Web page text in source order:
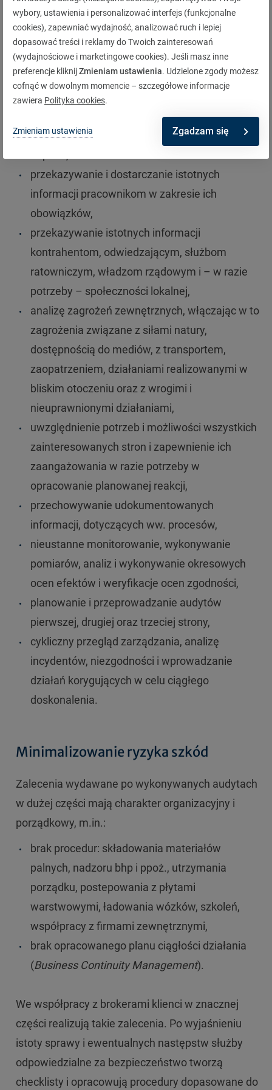
analizę możliwych awarii, włączając w to
zakłócenia i awarie związane z wadami
surowców, materiałów, zdarzenia zewnętrzne i
czynniki ludzkie oraz niesprawności samego
systemu zarządzania bezpieczeństwem,
analizę zagrożeń, związanych z wyłączeniem z
ruchu maszyn, zaniechaniem eksploatacji oraz
przekazywanie i dostarczanie istotnych
informacji pracownikom w zakresie ich
obowiązków,
przekazywanie istotnych informacji
kontrahentom, odwiedzającym, służbom
ratowniczym, władzom rządowym i – w razie
potrzeby – społeczności lokalnej,
analizę zagrożeń zewnętrznych, włączając w to
zagrożenia związane z siłami natury,
dostępnością do mediów, z transportem,
zaopatrzeniem, działaniami realizowanymi w
bliskim otoczeniu oraz z wrogimi i
nieuprawnionymi działaniami,
uwzględnienie potrzeb i możliwości wszystkich
zainteresowanych stron i zapewnienie ich
zaangażowania w razie potrzeby w
opracowanie planowanej reakcji,
przechowywanie udokumentowanych
informacji, dotyczących ww. procesów,
nieustanne monitorowanie, wykonywanie
pomiarów, analiz i wykonywanie okresowych
ocen efektów i weryfikacje ocen zgodności,
planowanie i przeprowadzanie audytów
pierwszej, drugiej oraz trzeciej strony,
cykliczny przegląd zarządzania, analizę
incydentów, niezgodności i wprowadzanie
działań korygujących w celu ciągłego
doskonalenia.
Minimalizowanie ryzyka szkód
Zalecenia wydawane po wykonywanych audytach
w dużej części mają charakter organizacyjny i
porządkowy, m.in.:
brak procedur: składowania materiałów
palnych, nadzoru bhp i ppoż., utrzymania
porządku, postepowania z płytami
warstwowymi, ładowania wózków, szkoleń,
współpracy z firmami zewnętrznymi,
brak opracowanego planu ciągłości działania
(Business Continuity Management).
We współpracy z brokerami klienci w znacznej
części realizują takie zalecenia. Po wyjaśnieniu
istoty sprawy i ewentualnych następstw służby
odpowiedzialne za bezpieczeństwo tworzą
checklisty i opracowują procedury dopasowane do
wybory, ustawienia i personalizować interfejs (funkcjonalne
cookies), zapewniać wydajność, analizować ruch i lepiej
dopasować treści i reklamy do Twoich zainteresowań
(wydajnościowe i marketingowe cookies). Jeśli masz inne
preferencje kliknijZmieniam ustawienia. Udzielone zgody możesz
cofnąć w dowolnym momencie – szczegółowe informacje
zawiera Polityka cookies.
Zmieniam ustawienia Zgadzam się